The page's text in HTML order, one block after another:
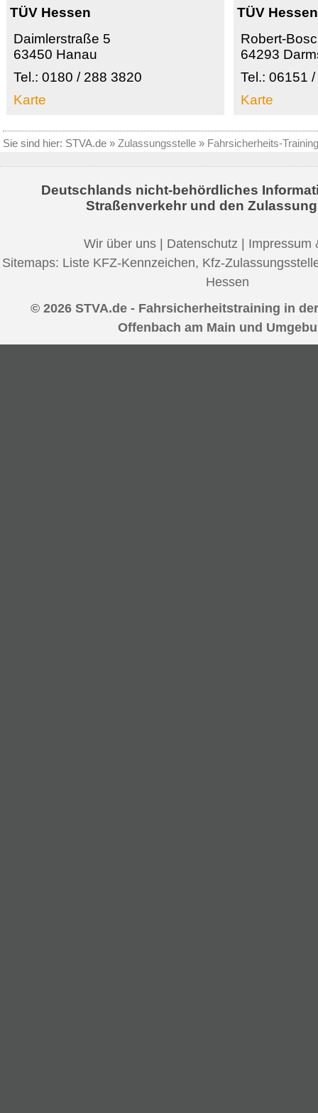
TÜV Hessen
Daimlerstraße 5
63450 Hanau
Tel.: 0180 / 288 3820
Karte
TÜV Hessen
Robert-
64293
Tel.: 06151
Karte
Sie sind hier: STVA.de » Zulassungsstelle » Fahrsicherheits-
Deutschlands nicht-behördliches
Straßenverkehr und den
Wir über uns Datenschutz
Impressum
Sitemaps: Liste KFZ-Kennzeichen, Kfz-
Hessen
© 2026 STVA.de - Fahrsicherheitstraining in
Offenbach am Main und